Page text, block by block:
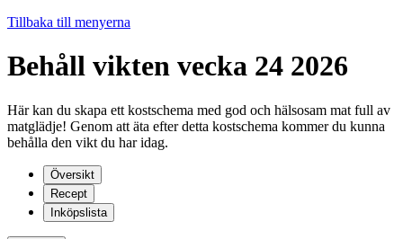
Tillbaka till menyerna
Behåll vikten vecka 24 2026
Här kan du skapa ett kostschema med god och hälsosam mat full av
matglädje! Genom att äta efter detta kostschema kommer du kunna
behålla den vikt du har idag.
Översikt
Recept
Inköpslista